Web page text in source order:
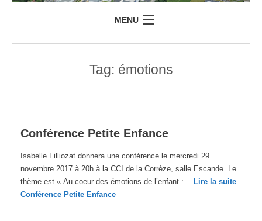
MENU
Tag: émotions
Conférence Petite Enfance
Isabelle Filliozat donnera une conférence le mercredi 29
novembre 2017 à 20h à la CCI de la Corrèze, salle Escande. Le
thème est « Au coeur des émotions de l’enfant :… Lire la suite
Conférence Petite Enfance